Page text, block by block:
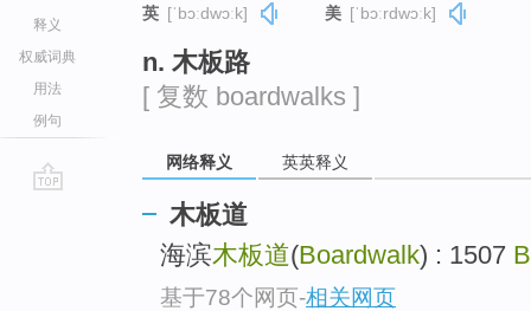
释义
权威词典
用法
例句
英 [ˈbɔːdwɔːk] 美 [ˈbɔːrdwɔːk]
n. 木板路
[ 复数 boardwalks ]
网络释义 英英释义
木板道
海滨木板道(Boardwalk) : 1507
基于78个网页-相关网页